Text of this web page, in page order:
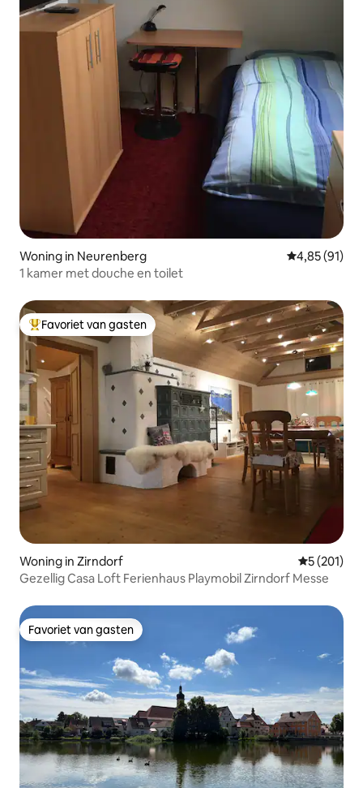
Woning in Neurenberg Gemiddelde
4,85 (91)
1 kamer met douche en toilet
Topfavoriet van gasten
Favoriet van gasten
Woning in Zirndorf
5 (201)
Gezellig Casa Loft Ferienhaus Playmobil Zirndorf Messe
Favoriet van gasten
Favoriet van gasten